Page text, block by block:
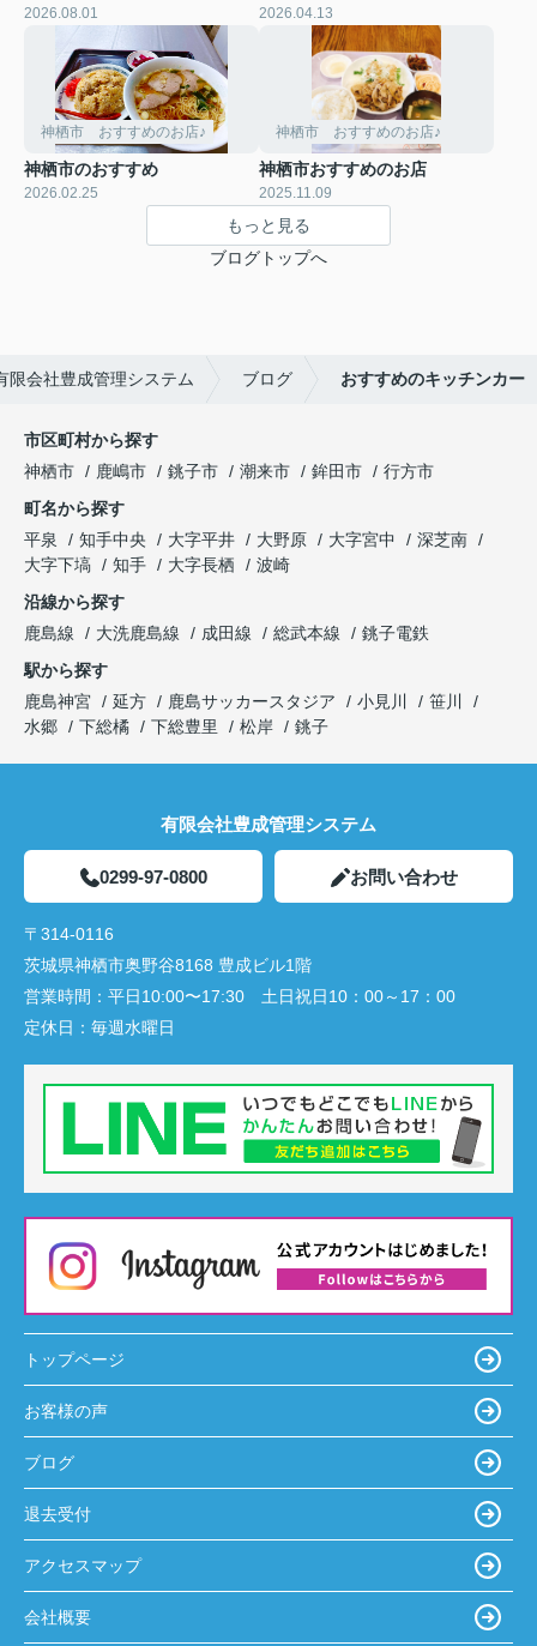
2026.08.01 2026.04.13
神栖市 おすすめのお店♪
神栖市のおすすめ
2026.02.25
神栖市 おすすめのお店♪
神栖市おすすめのお店
2025.11.09
もっと見る
ブログトップへ
限会社豊成管理システム ブログ おすすめのキッチンカー
市区町村から探す
神栖市
鹿嶋市 銚子市 潮来市 鉾田市
行方市
町名から探す
平泉
知手中央 大字平井 大野原 大字宮中
深芝南
大字下塙
知手 大字長栖
波崎
沿線から探す
鹿島線
大洗鹿島線 成田線 総武本線
銚子電鉄
駅から探す
鹿島神宮
延方 鹿島サッカースタジア 小見川
笹川
水郷
下総橘 下総豊里 松岸 銚子
有限会社豊成管理システム
0299-97-0800 お問い合わせ
〒314-0116
茨城県神栖市奥野谷8168 豊成ビル1階
営業時間： 平日10:00〜17:30 土日祝日10：00～17：00
定休日： 毎週水曜日
トップページ
お客様の声
ブログ
退去受付
アクセスマップ
会社概要